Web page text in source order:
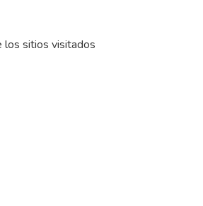
los sitios visitados